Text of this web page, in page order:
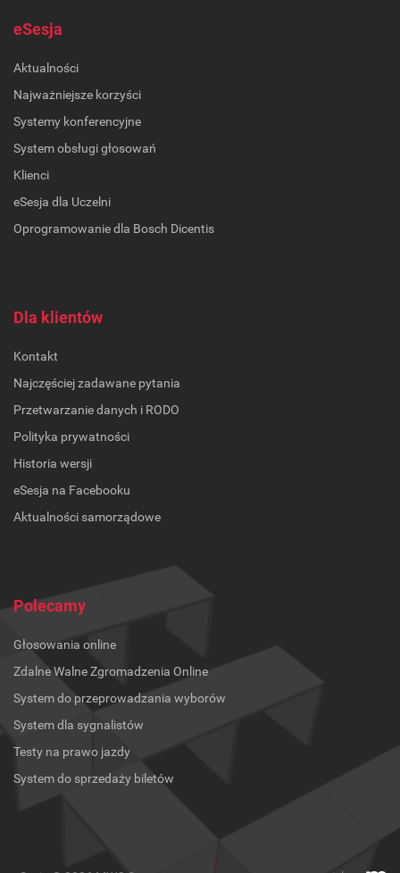
eSesja
Aktualności
Najważniejsze korzyści
Systemy konferencyjne
System obsługi głosowań
Klienci
eSesja dla Uczelni
Oprogramowanie dla Bosch Dicentis
Dla klientów
Kontakt
Najczęściej zadawane pytania
Przetwarzanie danych i RODO
Polityka prywatności
Historia wersji
eSesja na Facebooku
Aktualności samorządowe
Polecamy
Głosowania online
Zdalne Walne Zgromadzenia Online
System do przeprowadzania wyborów
System dla sygnalistów
Testy na prawo jazdy
System do sprzedaży biletów